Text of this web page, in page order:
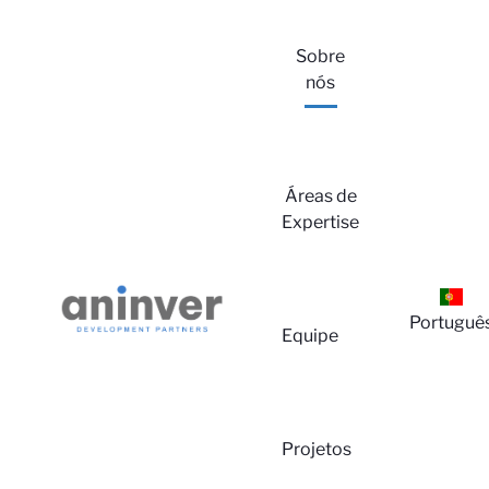
Sobre
nós
Áreas de
Expertise
Equipe
Projetos